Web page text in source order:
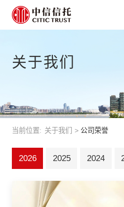
关于我们
当前位置: 关于我们 > 公司荣誉
2026 2025 2024